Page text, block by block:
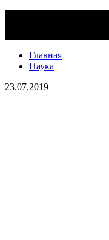
Главная
Наука
23.07.2019